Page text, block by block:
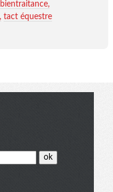
bientraitance
tact équestre